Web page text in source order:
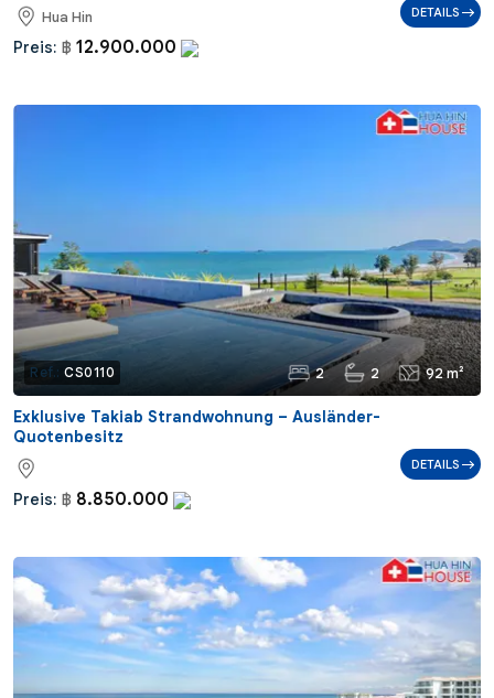
Hua Hin
Preis: ฿ 12.900.000
DETAILS
Ref.: CS0110 2 2 92 m²
Exklusive Takiab Strandwohnung – Ausländer-
Quotenbesitz
Preis: ฿ 8.850.000
DETAILS